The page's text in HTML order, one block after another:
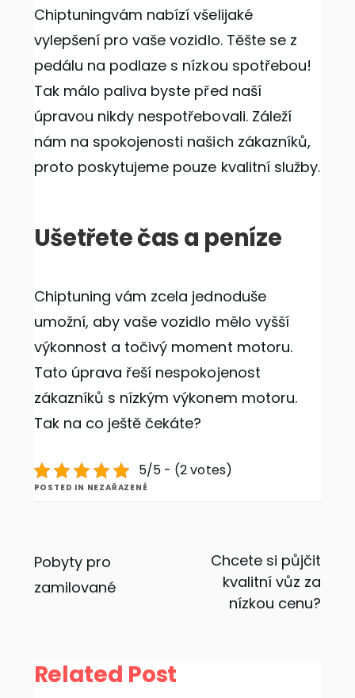
Chiptuningvám nabízí všelijaké
vylepšení pro vaše vozidlo. Těšte se z
pedálu na podlaze s nízkou spotřebou!
Tak málo paliva byste před naší
úpravou nikdy nespotřebovali. Záleží
nám na spokojenosti našich zákazníků,
proto poskytujeme pouze kvalitní služby.
Ušetřete čas a peníze
Chiptuning vám zcela jednoduše
umožní, aby vaše vozidlo mělo vyšší
výkonnost a točivý moment motoru.
Tato úprava řeší nespokojenost
zákazníků s nízkým výkonem motoru.
Tak na co ještě čekáte?
5/5 - (2 votes)
POSTED IN NEZAŘAZENÉ
Navigace
pro
Pobyty pro
zamilované
Chcete si půjčit
kvalitní vůz za
nízkou cenu?
Related Post